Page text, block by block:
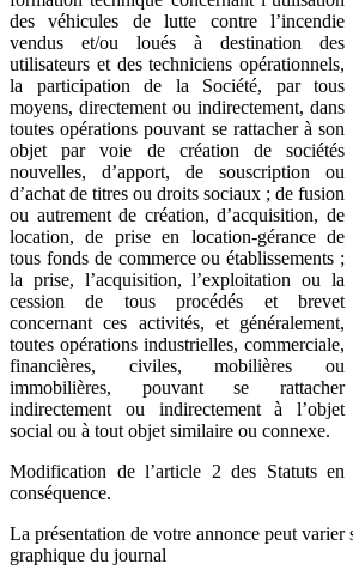
des véhicules de lutte contre l’incendie
vendus et/ou loués à destination des
utilisateurs et des techniciens opérationnels,
la participation de la Société, par tous
moyens, directement ou indirectement, dans
toutes opérations pouvant se rattacher à son
objet par voie de création de sociétés
nouvelles, d’apport, de souscription ou
d’achat de titres ou droits sociaux ; de fusion
ou autrement de création, d’acquisition, de
location, de prise en location-gérance de
tous fonds de commerce ou établissements ;
la prise, l’acquisition, l’exploitation ou la
cession de tous procédés et brevet
concernant ces activités, et généralement,
toutes opérations industrielles, commerciale,
financières, civiles, mobilières ou
immobilières, pouvant se rattacher
indirectement ou indirectement à l’objet
social ou à tout objet similaire ou connexe.
Modification de l’article 2 des Statuts en
conséquence.
La présentation de votre annonce peut varier
graphique du journal